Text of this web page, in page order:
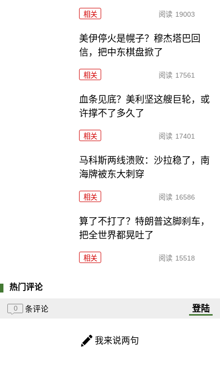
相关 阅读 19003
美伊停火是幌子？穆杰塔巴回
信，把中东棋盘掀了
相关 阅读 17561
血条见底？美利坚这艘巨轮，或
许撑不了多久了
相关 阅读 17401
马科斯两线溃败：沙拉稳了，南
海牌被东大刺穿
相关 阅读 16586
算了不打了？特朗普这脚刹车，
把全世界都晃吐了
相关 阅读 15518
热门评论
0 条评论 登陆
我来说两句